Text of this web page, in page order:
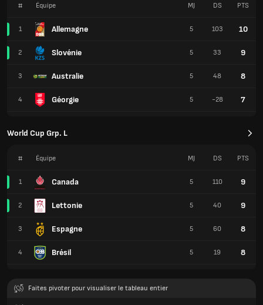
# Équipe
1 Allemagne
2 Slovénie
3 Australie
4 Géorgie
MJ DS PTS
5 103 10
5 33 9
5 48 8
5 -28 7
World Cup Grp. L
# Équipe
1 Canada
2 Lettonie
3 Espagne
4 Brésil
MJ DS PTS
5 110 9
5 40 9
5 60 8
5 19 8
Faites pivoter pour visualiser le tableau entier